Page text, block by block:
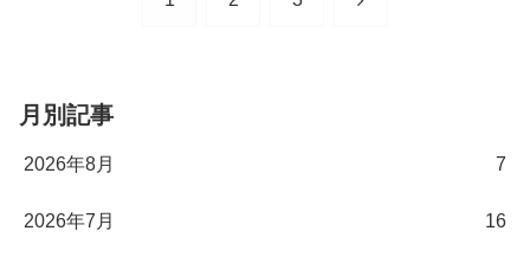
月別記事
2026年8月 7
2026年7月 16